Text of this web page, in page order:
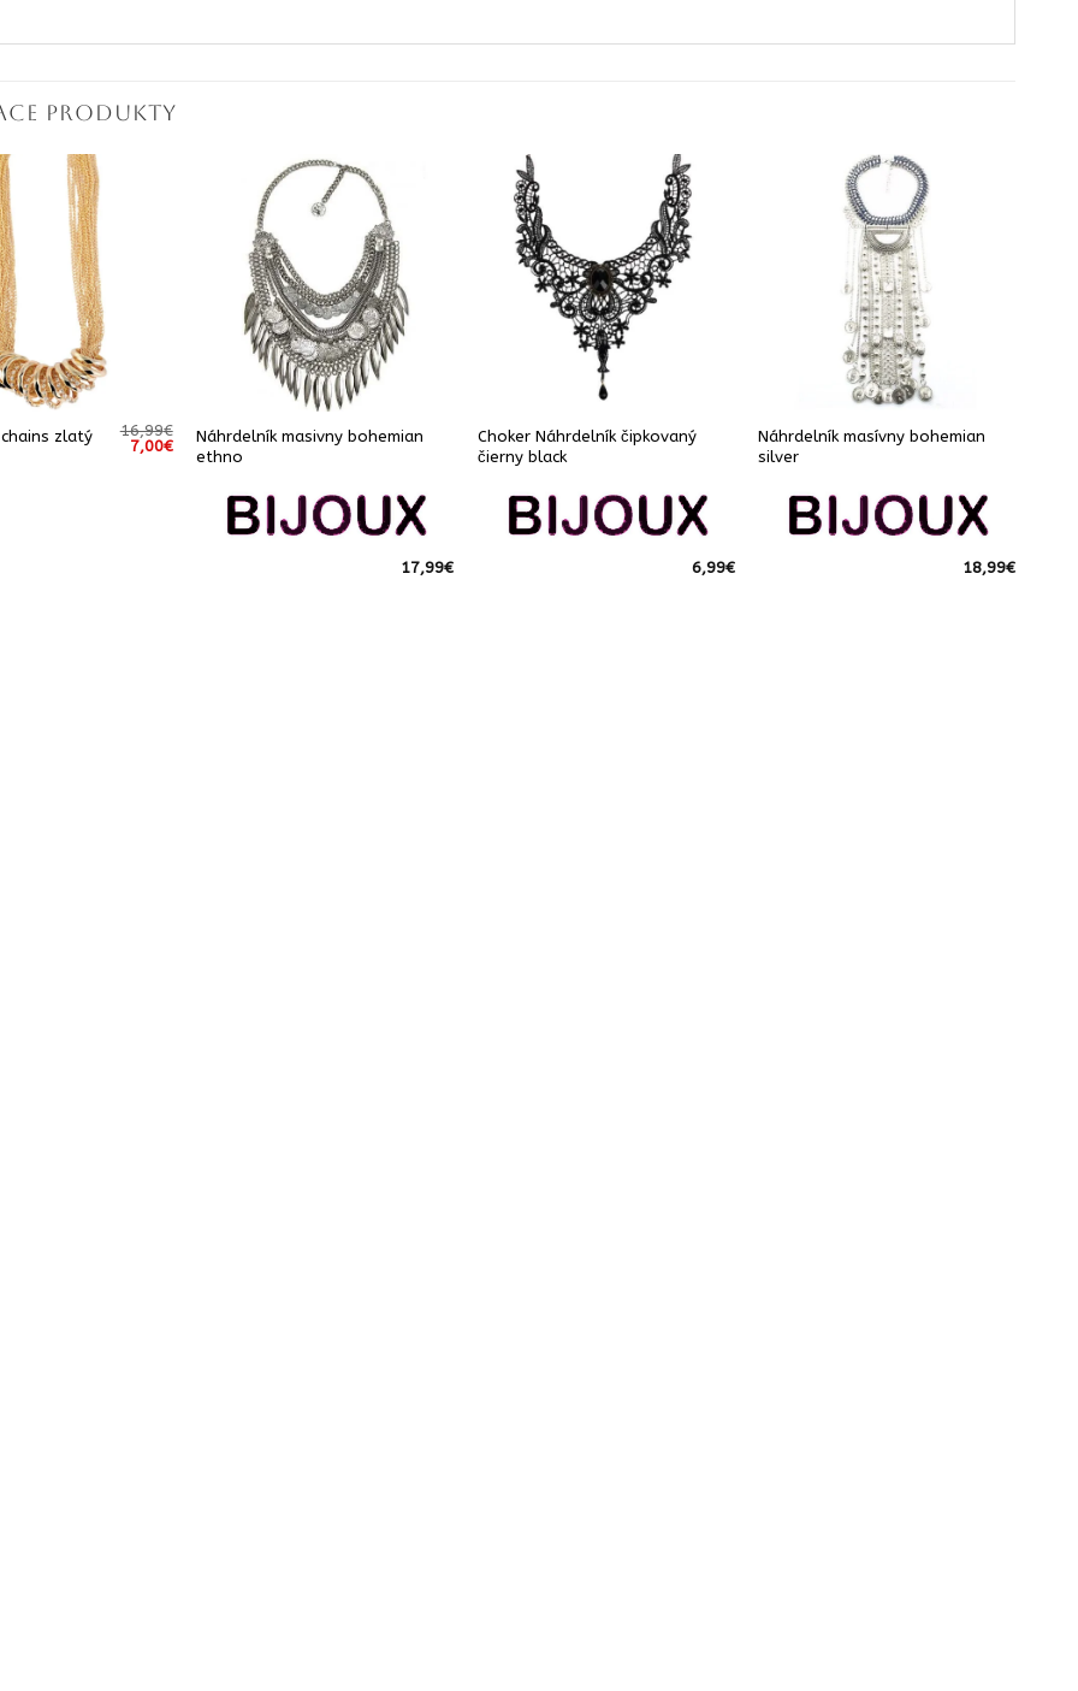
PRODUKTY
zlatý
16,99€
Pôvodná
7,00€Aktuálna
cena
Náhrdelník masivny bohemian
ethno
17,99€
Choker Náhrdelník čipkovaný
čierny black
6,99€
Náhrdelník masívny bohemian
silver
18,99€